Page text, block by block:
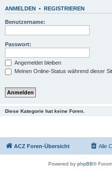
ANMELDEN • REGISTRIEREN
Benutzername:
Passwort:
Angemeldet bleiben
Meinen Online-Status während dieser
Diese Kategorie hat keine Foren.
ACZ Foren-Übersicht Alle
Powered by phpBB®